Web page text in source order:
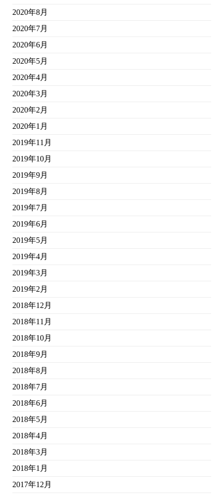
2020年8月
2020年7月
2020年6月
2020年5月
2020年4月
2020年3月
2020年2月
2020年1月
2019年11月
2019年10月
2019年9月
2019年8月
2019年7月
2019年6月
2019年5月
2019年4月
2019年3月
2019年2月
2018年12月
2018年11月
2018年10月
2018年9月
2018年8月
2018年7月
2018年6月
2018年5月
2018年4月
2018年3月
2018年1月
2017年12月